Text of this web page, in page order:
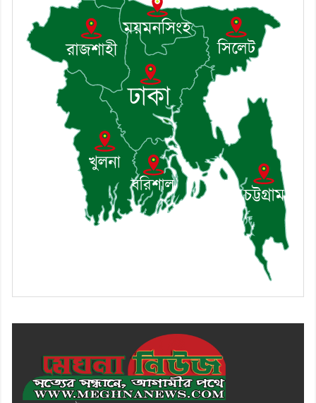
৮। দাউদকান্দিতে মুচি সম্প্রদায়ের
খোঁজখবর নিলেন ড. খন্দকার মারুফ
হোসেন
৯। মেঘনায় আইন-শৃঙ্খলা কমিটির
মাসিক সভা অনুষ্ঠিত
১০। জাতীয় নেতা ড. খন্দকার
মোশাররফ হোসেনের মূল্যায়ন কোথায়
এবং একটি বিশ্লেষণ